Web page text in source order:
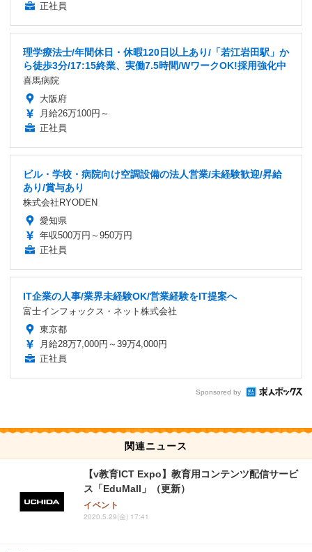
正社員
理学療法士/年間休日・休暇120日以上あり/「若江岩田駅」か
ら徒歩3分/17:15終業、実働7.5時間/WワークOK!採用強化中
喜馬病院
大阪府
月給26万100円～
正社員
ビル・学校・病院向け空調設備の法人営業/未経験歓迎/昇給
あり/賞与あり
株式会社RYODEN
愛知県
年収500万円～950万円
正社員
IT企業の人事/業界未経験OK/営業経験をIT提案へ
富士インフォックス・ネット株式会社
東京都
月給28万7,000円～39万4,000円
正社員
Sponsored by
関連ニュース
【v教育ICT Expo】教育用コンテンツ配信サービ
ス「EduMall」（更新）
イベント
2020.5.29(金) 17:41